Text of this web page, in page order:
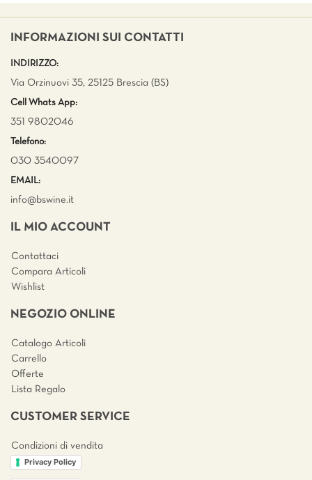
INFORMAZIONI SUI CONTATTI
INDIRIZZO:
Via Orzinuovi 35, 25125 Brescia (BS)
Cell Whats App:
351 9802046
Telefono:
030 3540097
EMAIL:
info@bswine.it
IL MIO ACCOUNT
Contattaci
Compara Articoli
Wishlist
NEGOZIO ONLINE
Catalogo Articoli
Carrello
Offerte
Lista Regalo
CUSTOMER SERVICE
Condizioni di vendita
Privacy Policy